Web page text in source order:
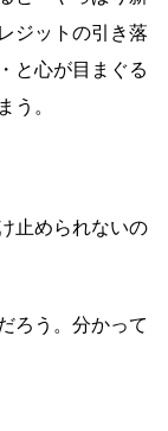
ジットの引き落
と心が目まぐる
う。
止められないの
ろう。分かって